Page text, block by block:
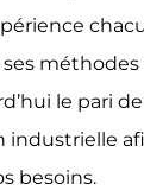
méthodes
le pari
industrielle
besoins.